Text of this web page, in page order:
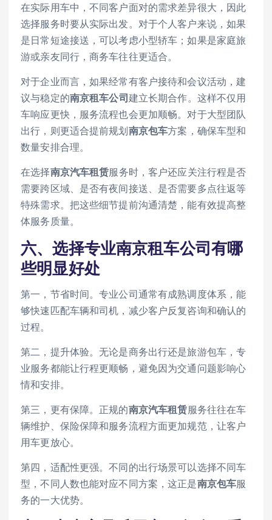
在实际用车中，不同客户面对的需求差异很大，因此
选择服务时要从实际出发。对于个人客户来说，如果
是日常短途接送，可以考虑小型轿车；如果是家庭旅
游或亲友同行，商务车往往更适合。
对于企业而言，如果经常有客户接待和会议活动，建
议与稳定的南京租车公司 建立长期合作。这样不仅用
车响应更快，服务流程也会更加顺畅。对于大型团队
出行，则更适合提前规划南京包车方案，确保车型和
数量安排合理。
在选择南京汽车租赁服务时，客户还应关注行程是否
需要跨区域、是否有夜间接送、是否需要多点往返等
特殊需求。把这些细节提前沟通清楚，能有效提高整
体服务质量。
六、选择专业南京租车公司有哪
些明显好处
第一，节省时间。专业公司通常有成熟调度体系，能
够快速匹配车辆和司机，减少客户反复咨询和确认的
过程。
第二，提升体验。无论是商务出行还是旅游包车，专
业服务都能让行程更顺畅，避免因为交通问题影响心
情和安排。
第三，更有保障。正规的南京汽车租赁服务往往在车
辆维护、保险保障和服务流程方面更加规范，让客户
用车更放心。
第四，适配性更强。不同的出行场景可以选择不同车
型，不同人数也能对应不同方案，这正是南京包车服
务的一大优势。